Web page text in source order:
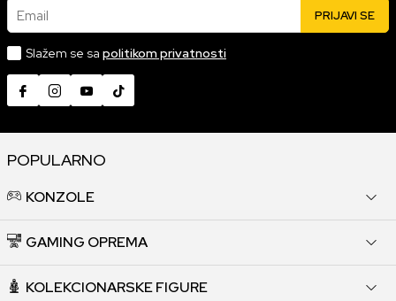
Email PRIJAVI SE
Slažem se sa politikom privatnosti
POPULARNO
KONZOLE
GAMING OPREMA
KOLEKCIONARSKE FIGURE